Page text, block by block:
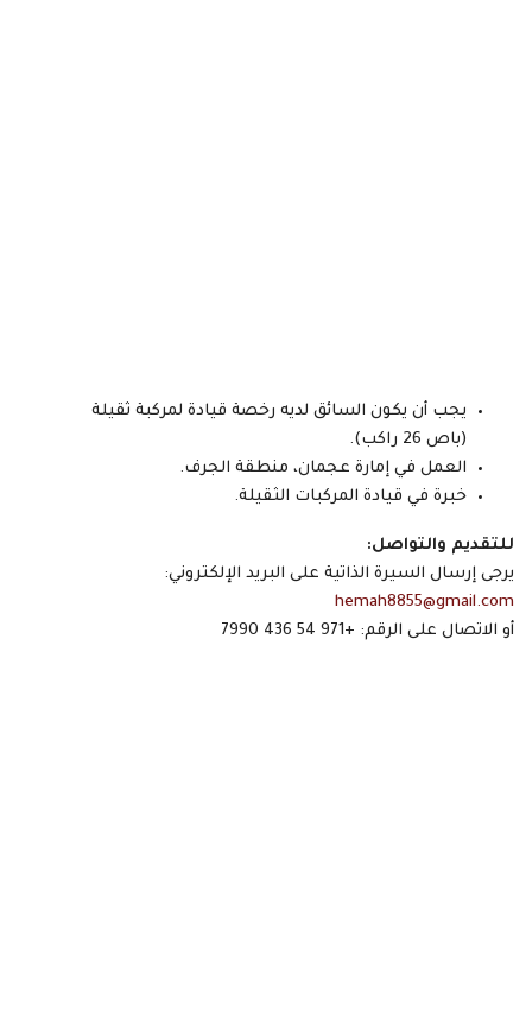
يجب أن يكون السائق لديه رخصة قيادة لمركبة ثقيلة
(باص 26 راكب).
العمل في إمارة عجمان، منطقة الجرف.
خبرة في قيادة المركبات الثقيلة.
للتقديم والتواصل:
يرجى إرسال السيرة الذاتية على البريد الإلكتروني:
hemah8855@gmail.com
أو الاتصال على الرقم: +971 54 436 7990